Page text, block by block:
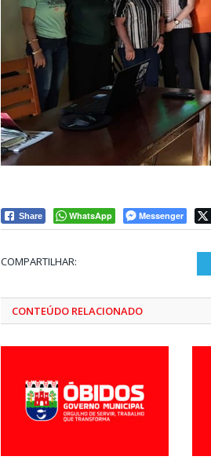
Share WhatsApp Messenger
COMPARTILHAR:
CONTEÚDO RELACIONADO